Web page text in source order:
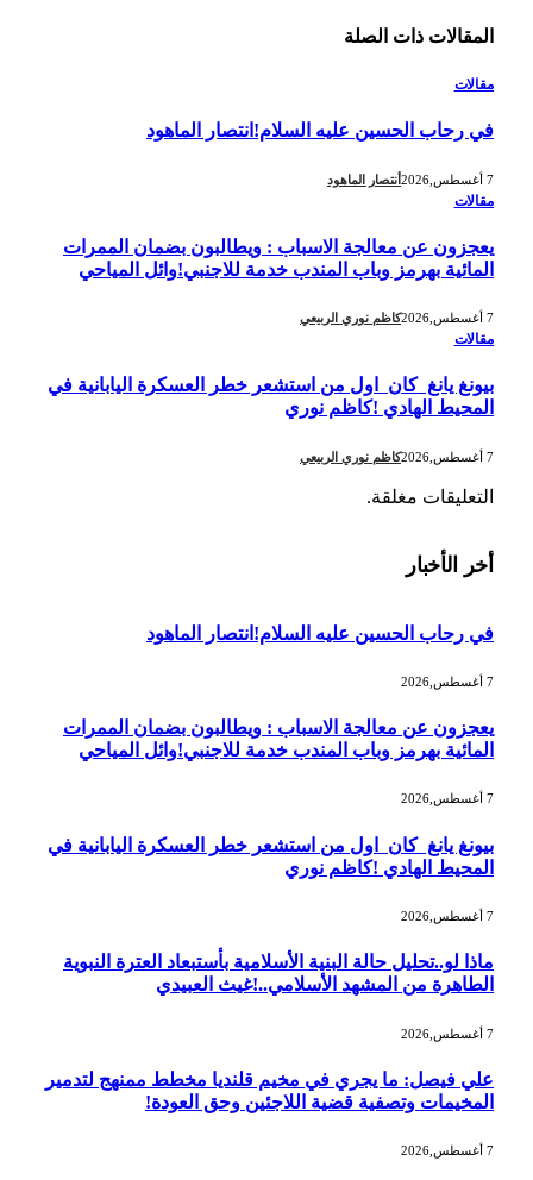
المقالاتذات الصلة
مقالات
في رحاب الحسين عليه السلام!انتصار الماهود
أنتصار الماهود
مقالات
يعجزون عن معالجة الاسباب : ويطالبون بضمان الممرات
المائية بهرمز وباب المندب خدمة للاجنبي!وائل المياحي
كاظم نوري الربيعي
مقالات
بيونغ يانغ كان اول من استشعر خطر العسكرة اليابانية في
المحيط الهادي !كاظم نوري
كاظم نوري الربيعي
التعليقات مغلقة.
أخر الأخبار
في رحاب الحسين عليه السلام!انتصار الماهود
يعجزون عن معالجة الاسباب : ويطالبون بضمان الممرات
المائية بهرمز وباب المندب خدمة للاجنبي!وائل المياحي
بيونغ يانغ كان اول من استشعر خطر العسكرة اليابانية في
المحيط الهادي !كاظم نوري
ماذا لو..تحليل حالة البنية الأسلامية بأستبعاد العترة النبوية
الطاهرة من المشهد الأسلامي..!غيث العبيدي
علي فيصل: ما يجري في مخيم قلنديا مخطط ممنهج لتدمير
المخيمات وتصفية قضية اللاجئين وحق العودة!